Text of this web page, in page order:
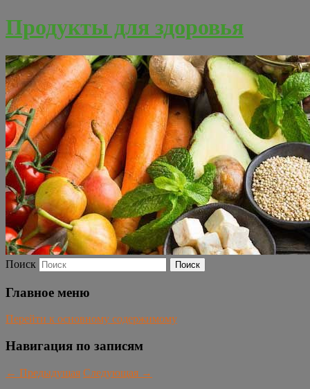
Продукты для здоровья
Поиск
Главное меню
Перейти к основному содержимому
Навигация по записям
← Предыдущая Следующая →